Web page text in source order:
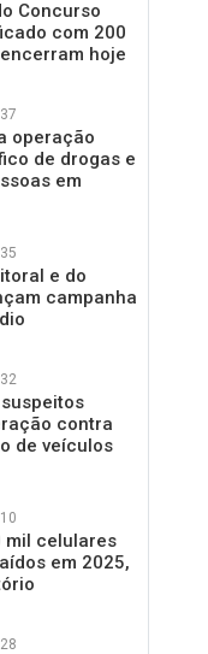
Concurso
com 200
hoje
operação
de drogas e
em
e do
campanha
contra
de veículos
mil celulares
em 2025,